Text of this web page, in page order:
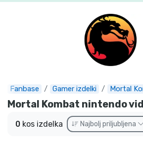
Fanbase Gamer izdelki Mortal
Mortal Kombat nintendo
0 kos izdelka Najbolj priljubljena
Najnovejsi izdelki
Ekspresna dostava
Prednaročila
Outlet izdelki